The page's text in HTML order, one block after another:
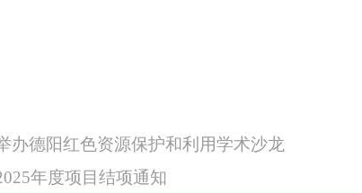
办德阳红色资源保护和利用学术沙龙
年度项目结项通知